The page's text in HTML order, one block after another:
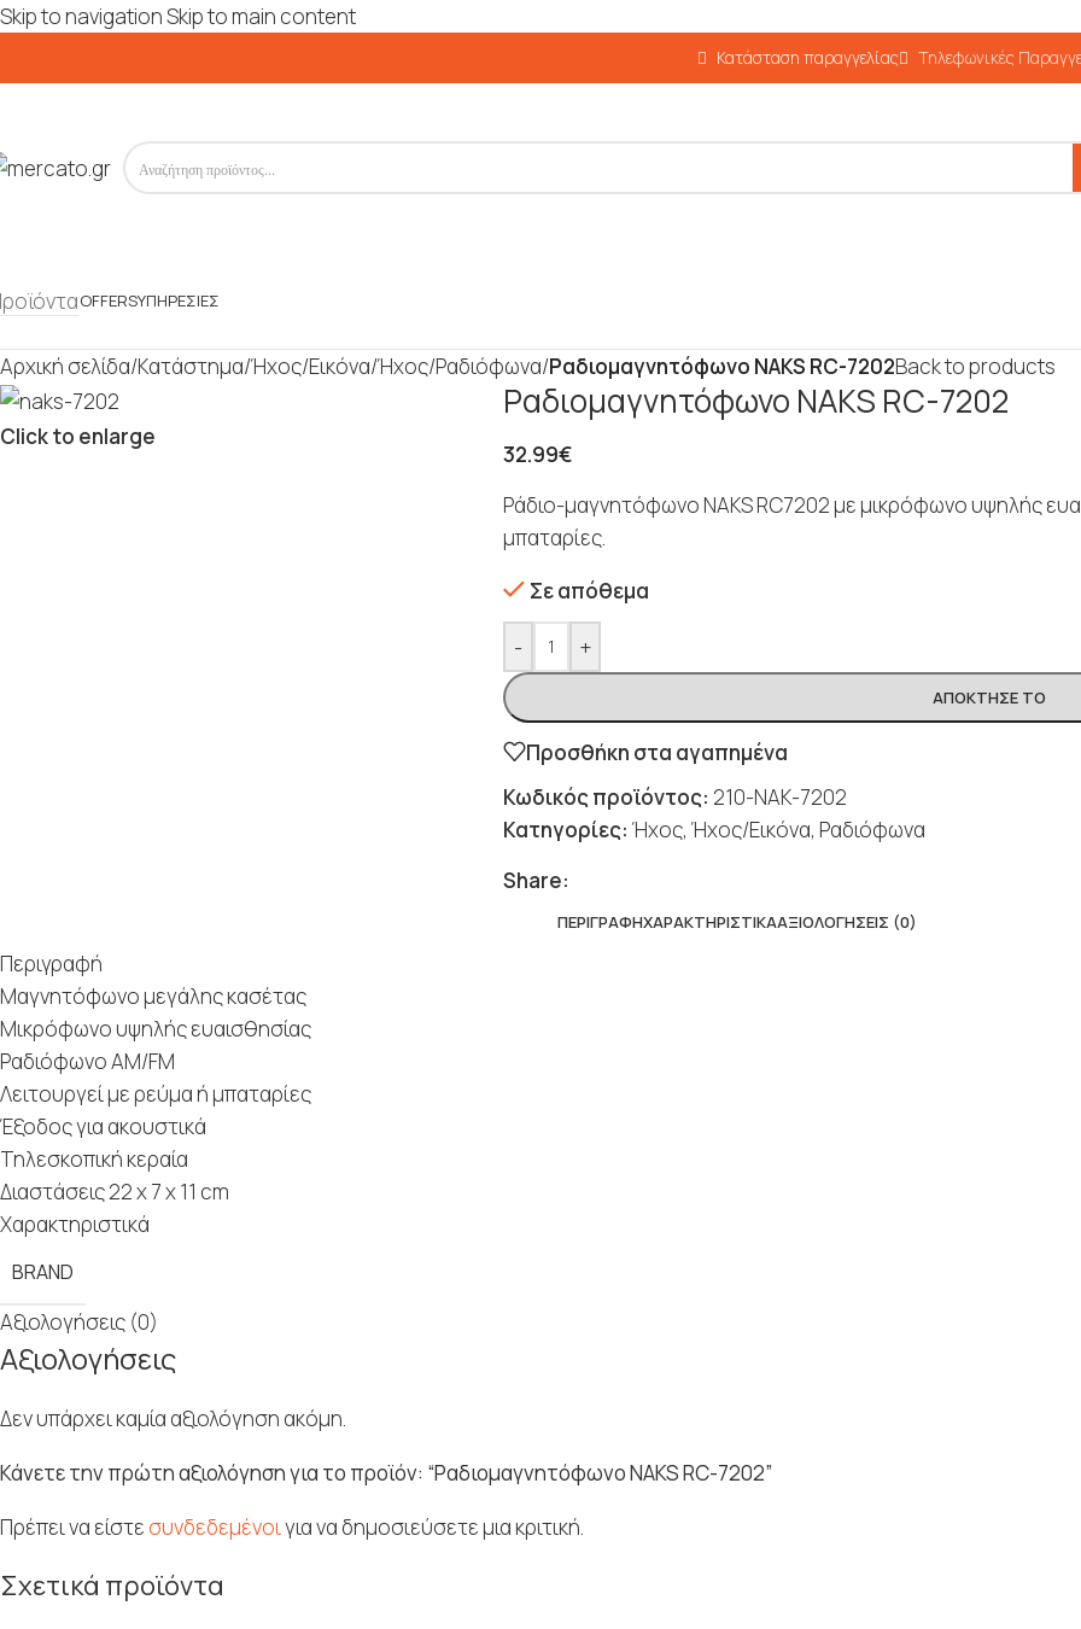
Skip to navigationSkip to main content
Κατάσταση παραγγελίας Τηλεφωνικές
OFFERSΥΠΗΡΕΣΊΕΣ
Αρχική σελίδα/Κατάστημα/Ήχος/Εικόνα/Ήχος/Ραδιόφωνα/Ραδιομαγνητόφωνο NAKS RC-7202Back to products
Click to enlarge
Ραδιομαγνητόφωνο NAKS RC-7202
32.99€
Ράδιο-μαγνητόφωνο NAKS RC7202 με μικρόφωνο υψηλής
μπαταρίες.
Σε απόθεμα
- +
ΑΠΌΚΤΗΣΈ ΤΟ
Προσθήκη στα αγαπημένα
Κωδικός προϊόντος: 210-NAK-7202
Κατηγορίες: Ήχος, Ήχος/Εικόνα, Ραδιόφωνα
Share:
ΠΕΡΙΓΡΑΦΉΧΑΡΑΚΤΗΡΙΣΤΙΚΆΑΞΙΟΛΟΓΉΣΕΙΣ (0)
Περιγραφή
Μαγνητόφωνο μεγάλης κασέτας
Μικρόφωνο υψηλής ευαισθησίας
Ραδιόφωνο AM/FM
Λειτουργεί με ρεύμα ή μπαταρίες
Έξοδος για ακουστικά
Τηλεσκοπική κεραία
Διαστάσεις 22 x 7 x 11 cm
Χαρακτηριστικά
BRAND
Αξιολογήσεις (0)
Αξιολογήσεις
Δεν υπάρχει καμία αξιολόγηση ακόμη.
Κάνετε την πρώτη αξιολόγηση για το προϊόν: “Ραδιομαγνητόφωνο NAKS RC-7202”
Πρέπει να είστε συνδεδεμένοιγια να δημοσιεύσετε μια κριτική.
Σχετικά προϊόντα